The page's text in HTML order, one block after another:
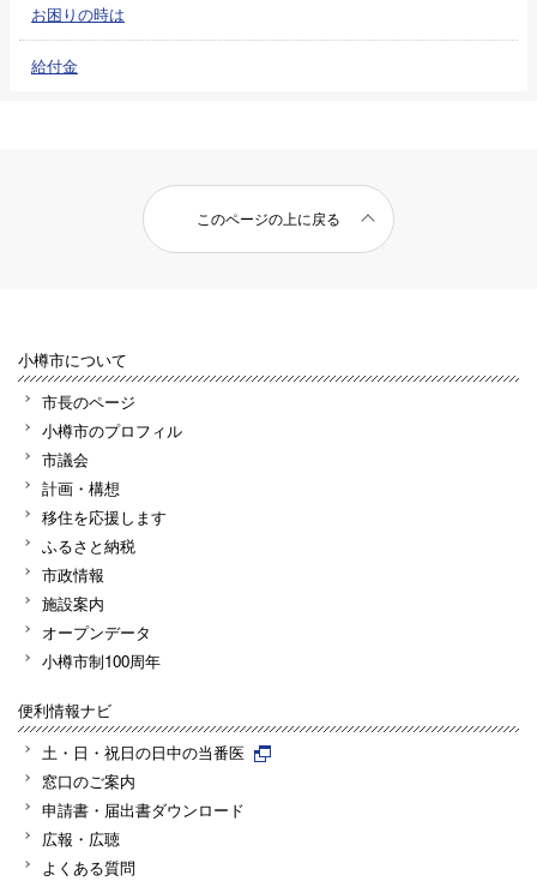
お困りの時は
給付金
このページの上に戻る
小樽市について
市長のページ
小樽市のプロフィル
市議会
計画・構想
移住を応援します
ふるさと納税
市政情報
施設案内
オープンデータ
小樽市制100周年
便利情報ナビ
土・日・祝日の日中の当番医
窓口のご案内
申請書・届出書ダウンロード
広報・広聴
よくある質問